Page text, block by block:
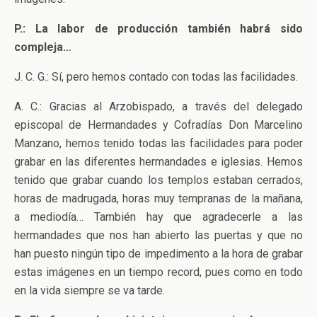
P.: La labor de producción también habrá sido
compleja…
J. C. G.: Sí, pero hemos contado con todas las facilidades.
A. C.: Gracias al Arzobispado, a través del delegado
episcopal de Hermandades y Cofradías Don Marcelino
Manzano, hemos tenido todas las facilidades para poder
grabar en las diferentes hermandades e iglesias. Hemos
tenido que grabar cuando los templos estaban cerrados,
horas de madrugada, horas muy tempranas de la mañana,
a mediodía… También hay que agradecerle a las
hermandades que nos han abierto las puertas y que no
han puesto ningún tipo de impedimento a la hora de grabar
estas imágenes en un tiempo record, pues como en todo
en la vida siempre se va tarde.